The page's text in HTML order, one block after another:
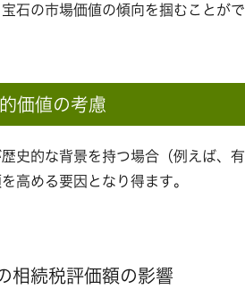
石の市場価値の傾向を掴むことがで
価値の考慮
史的な背景を持つ場合（例えば、
高める要因となり得ます。
相続税評価額の影響